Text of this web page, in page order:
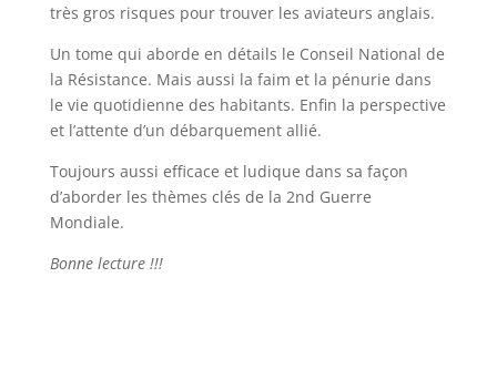
très gros risques pour trouver les aviateurs anglais.
Un tome qui aborde en détails le Conseil National de
la Résistance. Mais aussi la faim et la pénurie dans
le vie quotidienne des habitants. Enfin la perspective
et l’attente d’un débarquement allié.
Toujours aussi efficace et ludique dans sa façon
d’aborder les thèmes clés de la 2nd Guerre
Mondiale.
Bonne lecture !!!